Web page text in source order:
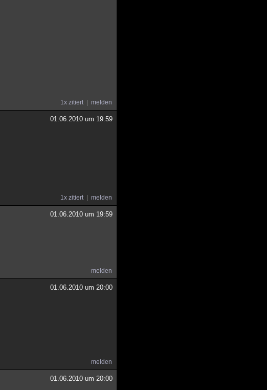
1x zitiert melden
01.06.2010 um 19:59
1x zitiert melden
01.06.2010 um 19:59
melden
01.06.2010 um 20:00
melden
01.06.2010 um 20:00